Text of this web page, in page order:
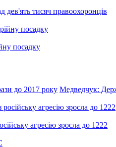
дев'ять тисяч правоохоронців
посадку
до 2017 року Медведчук:
агресію зросла до 1222